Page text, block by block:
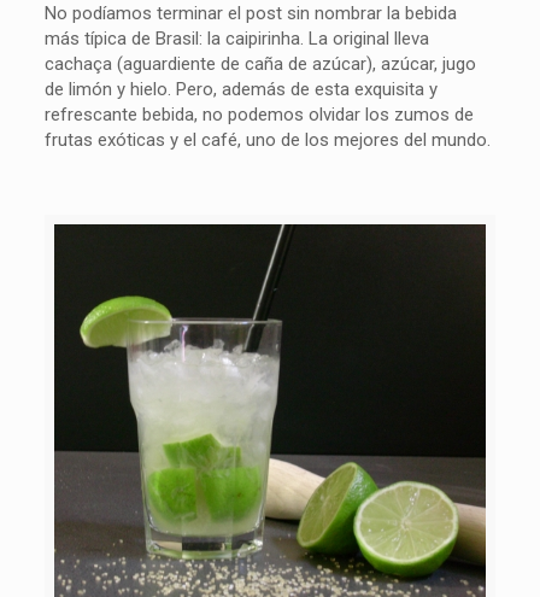
No podíamos terminar el post sin nombrar la bebida
más típica de Brasil: la caipirinha. La original lleva
cachaça (aguardiente de caña de azúcar), azúcar, jugo
de limón y hielo. Pero, además de esta exquisita y
refrescante bebida, no podemos olvidar los zumos de
frutas exóticas y el café, uno de los mejores del mundo.